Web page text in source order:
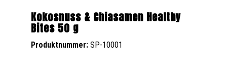
Kokosnuss & Chiasamen Healthy
Bites 50 g
Produktnummer: SP-10001